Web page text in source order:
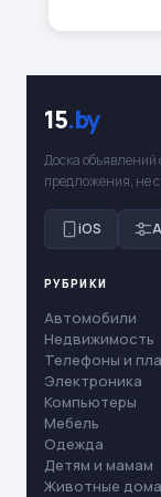
15.by
Доска
предложения, не
iOS
РУБРИКИ
Автомобили
Недвижимость
Телефоны и
Электроника
Компьютеры
Мебель
Одежда
Детям и мамам
Животные дома